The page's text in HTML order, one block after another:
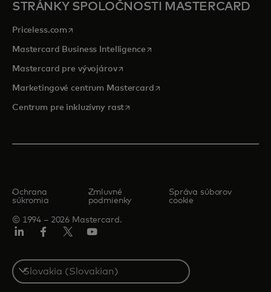
STRÁNKY SPOLOČNOSTI MASTERCARD
Priceless.com opens in a new tab
Mastercard Business Intelligenceopens in a new tab
Mastercard pre vývojárovopens in a new tab
Marketingové centrum Mastercardopens in a new tab
Centrum pre inkluzívny rastopens in a new tab
© 1994 – 2026 Mastercard.
Ochrana
súkromia
Zmluvné
podmienky
Správa súborov
cookie
Select
a
country